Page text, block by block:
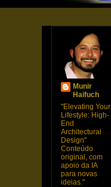
Munir
Haifuch
"Elevating Your
Lifestyle: High-
End
Architectural
Design"
Conteúdo
original, com
apoio da IA
para novas
ideias."